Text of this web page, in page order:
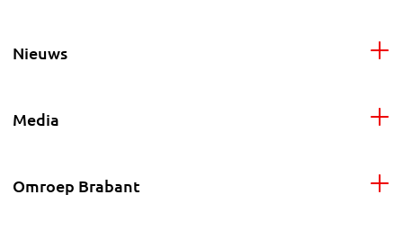
Nieuws
Media
Omroep Brabant